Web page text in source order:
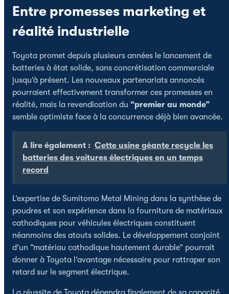
Entre promesses marketing et
réalité industrielle
Toyota promet depuis plusieurs années le lancement de
batteries à état solide, sans concrétisation commerciale
jusqu’à présent. Les nouveaux partenariats annoncés
pourraient effectivement transformer ces promesses en
réalité, mais la revendication du “premier au monde”
semble optimiste face à la concurrence déjà bien avancée.
A lire également : Cette usine géante recycle les
batteries des voitures électriques en un temps
record
L’expertise de Sumitomo Metal Mining dans la synthèse de
poudres et son expérience dans la fourniture de matériaux
cathodiques pour véhicules électriques constituent
néanmoins des atouts solides. Le développement conjoint
d’un “matériau cathodique hautement durable” pourrait
donner à Toyota l’avantage nécessaire pour rattraper son
retard sur le segment électrique.